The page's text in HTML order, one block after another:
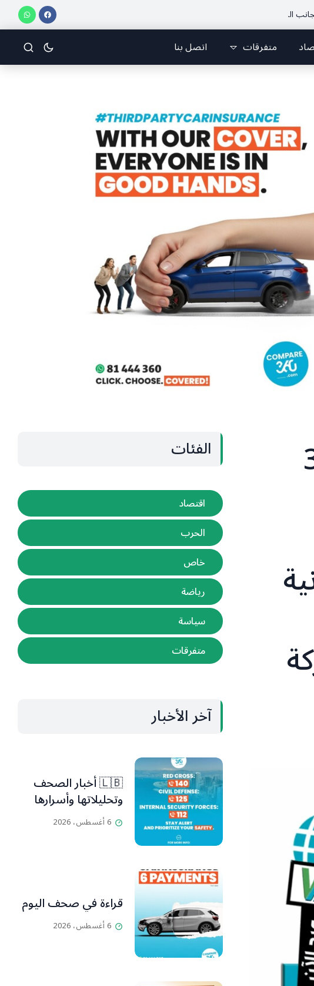
الرئيس الإيراني مسعود بزشكيان في رسالة إلى الشعب الإيراني:كل جهود العدو تتركز على
متفرقات اتصل بنا
ناقش 3 الفئات
اقتصاد
الحرب
خاص
رياضة
سياسة
متفرقات
آخر الأخبار
🇱🇧 أخبار الصحف
وتحليلاتها وأسرارها
6 أغسطس، 2026
قراءة في صحف اليوم
6 أغسطس، 2026